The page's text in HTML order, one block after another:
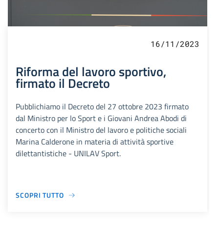
16/11/2023
Riforma del lavoro sportivo,
firmato il Decreto
Pubblichiamo il Decreto del 27 ottobre 2023 firmato
dal Ministro per lo Sport e i Giovani Andrea Abodi di
concerto con il Ministro del lavoro e politiche sociali
Marina Calderone in materia di attività sportive
dilettantistiche - UNILAV Sport.
SCOPRI TUTTO